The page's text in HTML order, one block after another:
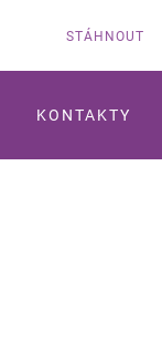
STÁHNOUT
KONTAKTY